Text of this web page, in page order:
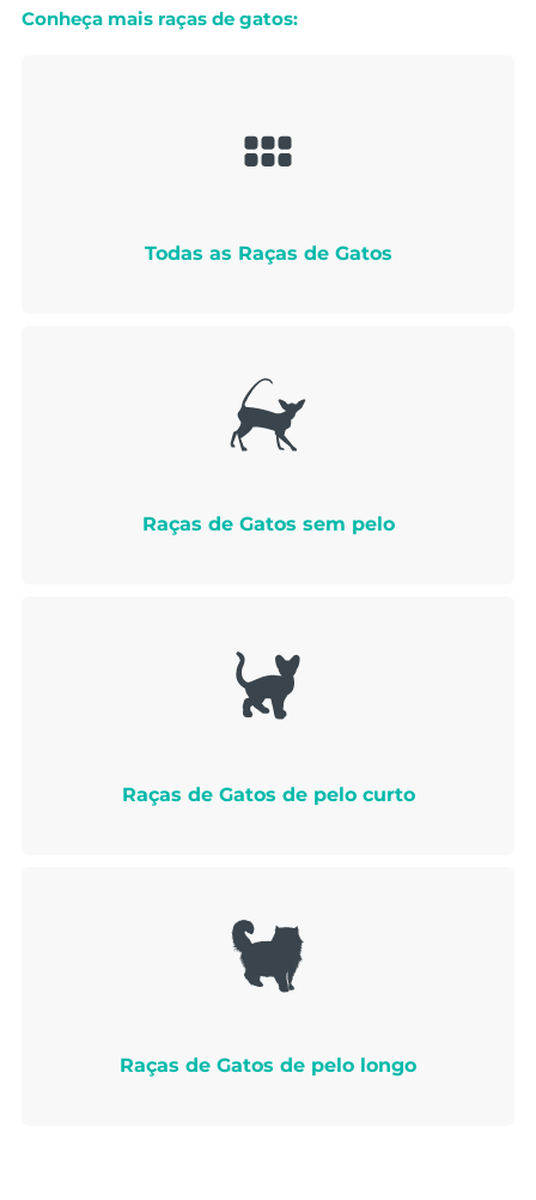
Conheça mais raças de gatos:
Todas as Raças de Gatos
Raças de Gatos sem pelo
Raças de Gatos de pelo curto
Raças de Gatos de pelo longo